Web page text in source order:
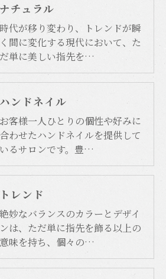
お電話でお問合せ下さい。
ナチュラル
時代が移り変わり、トレンドが瞬
く間に変化する現代において、た
だ単に美しい指先を…
ハンドネイル
お客様一人ひとりの個性や好みに
合わせたハンドネイルを提供して
いるサロンです。豊…
トレンド
絶妙なバランスのカラーとデザイ
ンは、ただ単に指先を飾る以上の
意味を持ち、個々の…